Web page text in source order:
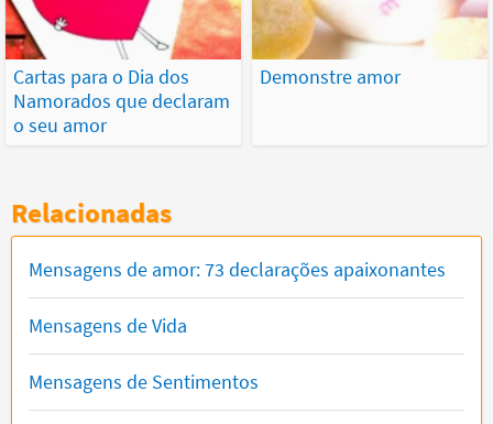
Cartas para o Dia dos
Namorados que declaram
o seu amor
Demonstre amor
Relacionadas
Mensagens de amor: 73 declarações apaixonantes
Mensagens de Vida
Mensagens de Sentimentos